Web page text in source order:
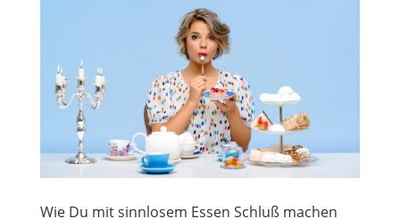
Wie Du mit sinnlosem Essen Schluß machen